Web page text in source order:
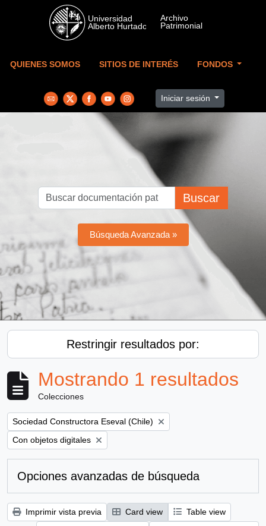
Skip to main content
QUIENES SOMOS SITIOS DE INTERÉS FONDOS
Iniciar sesión
Buscar
Búsqueda Avanzada »
Restringir resultados por:
Mostrando 1 resultados
Colecciones
Remove filter:
Sociedad Constructora Eseval (Chile)
Remove filter:
Con objetos digitales
Opciones avanzadas de búsqueda
Imprimir vista previa Card view
Table view